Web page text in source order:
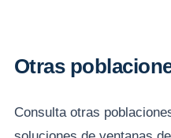
Otras
Consulta otras